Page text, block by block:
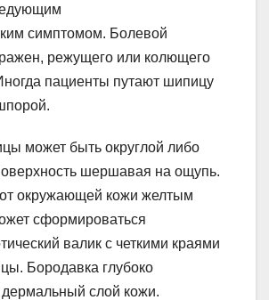
симптомом. Болевой
режущего или колющего
пациенты путают шипицу
может быть округлой либо
шершавая на ощупь.
окружающей кожи желтым
сформироваться
валик с четкими краями
Бородавка глубоко
дермальный слой кожи.